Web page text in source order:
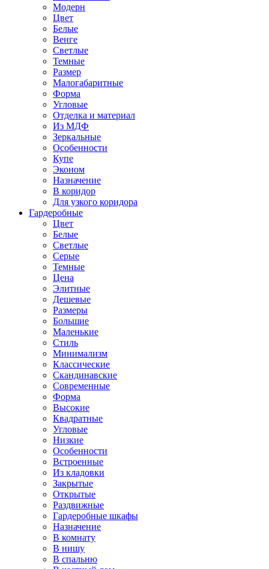
Модерн
Цвет
Белые
Венге
Светлые
Темные
Размер
Малогабаритные
Форма
Угловые
Отделка и материал
Из МДФ
Зеркальные
Особенности
Купе
Эконом
Назначение
В коридор
Для узкого коридора
Гардеробные
Цвет
Белые
Светлые
Серые
Темные
Цена
Элитные
Дешевые
Размеры
Большие
Маленькие
Стиль
Минимализм
Классические
Скандинавские
Современные
Форма
Высокие
Квадратные
Угловые
Низкие
Особенности
Встроенные
Из кладовки
Закрытые
Открытые
Раздвижные
Гардеробные шкафы
Назначение
В комнату
В нишу
В спальню